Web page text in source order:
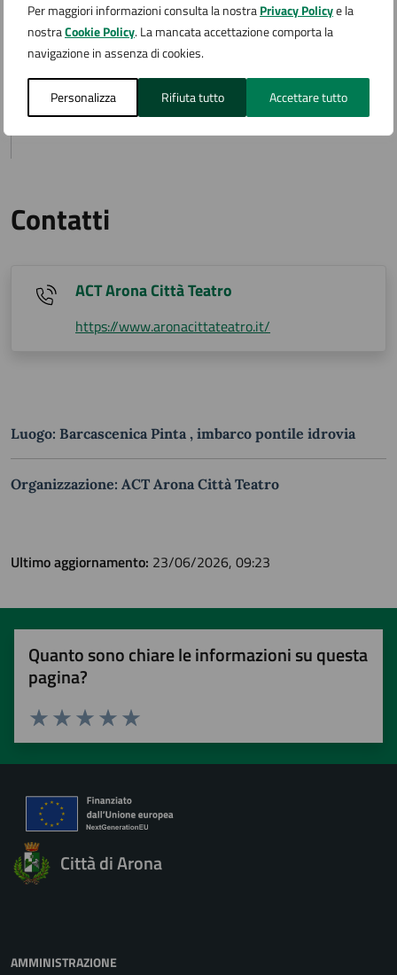
Per maggiori informazioni consulta la nostraPrivacy Policye la
nostraCookie Policy. La mancata accettazione comporta la
navigazione in assenza di cookies.
Personalizza Rifiuta tutto Accettare tutto
Costi
Ticket
€ 15,00
Contatti
ACT Arona Città Teatro
https://www.aronacittateatro.it/
Luogo: Barcascenica Pinta , imbarco pontile idrovia
Organizzazione: ACT Arona Città Teatro
Ultimo aggiornamento: 23/06/2026, 09:23
Quanto sono chiare le informazioni su questa
pagina?
Valuta 5 stelle su 5
Valuta 4 stelle su 5
Valuta 3 stelle su 5
Valuta 2 stelle su 5
Valuta 1 stelle su 5
Città di Arona
AMMINISTRAZIONE